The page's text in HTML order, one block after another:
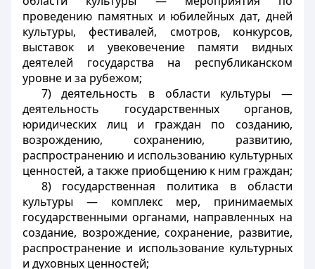
проведению памятных и юбилейных дат, дней
культуры, фестивалей, смотров, конкурсов,
выставок и увековечение памяти видных
деятелей государства на республиканском
уровне и за рубежом;
7) деятельность в области культуры —
деятельность государственных органов,
юридических лиц и граждан по созданию,
возрождению, сохранению, развитию,
распространению и использованию культурных
ценностей, а также приобщению к ним граждан;
8) государственная политика в области
культуры — комплекс мер, принимаемых
государственными органами, направленных на
создание, возрождение, сохранение, развитие,
распространение и использование культурных
и духовных ценностей;